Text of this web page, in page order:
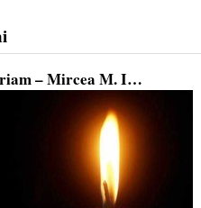
– Mircea M. I…